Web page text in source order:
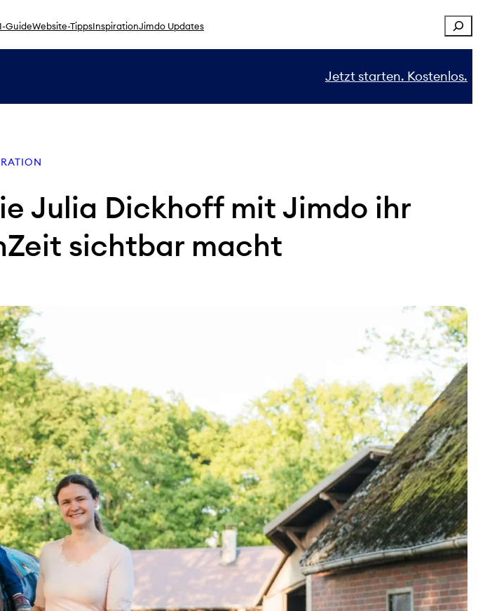
GuideWebsite-TippsInspirationJimdo Updates
Jetzt starten. Kostenlos.
Julia Dickhoff mit Jimdo ihr
sichtbar macht